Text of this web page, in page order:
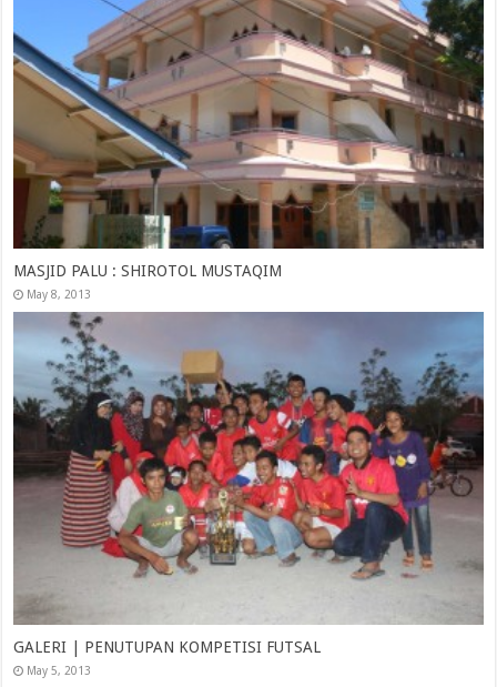
MASJID PALU : SHIROTOL MUSTAQIM
May 8, 2013
GALERI | PENUTUPAN KOMPETISI FUTSAL
May 5, 2013